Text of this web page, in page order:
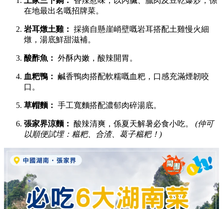
在地最出名嘅招牌菜。
岩耳燉土雞： 採摘自懸崖峭壁嘅岩耳搭配土雞慢火細
燉，湯底鮮甜滋補。
酸酢魚： 外酥內嫩，酸辣開胃。
血粑鴨： 鹹香鴨肉搭配軟糯嘅血粑，口感充滿煙韌咬
口。
草帽麵： 手工寬麵搭配濃郁肉碎湯底。
張家界涼麵： 酸辣清爽，係夏天解暑必食小吃。 (仲可
以順便試埋：糍粑、合渣、葛子糍粑！)